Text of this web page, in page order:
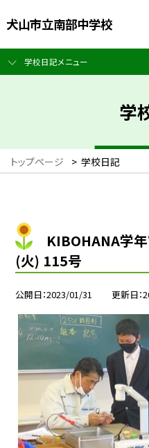
犬山市立南部中学校
学校日記メニュー
学
トップページ > 学校日記
KIBOHANA学
(火) 115号
公開日 2023/01/31 更新日